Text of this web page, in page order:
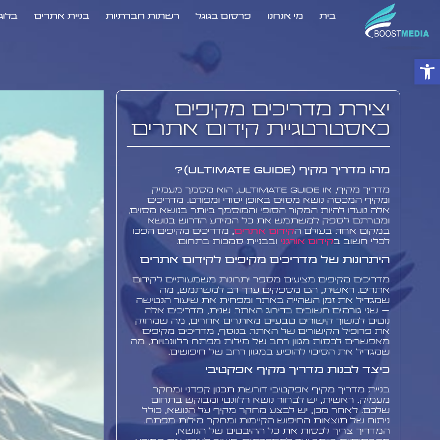
פתח סרגל נגישות
בית מי אנחנו פרסום בגוגל רשתות חברתיות בניית אתרים
יצירת מדריכים מקיפים
כאסטרטגיית קידום אתרים
מהו מדריך מקיף (Ultimate Guide)?
מדריך מקיף, או Ultimate Guide, הוא מסמך מעמיק
ומקיף המכסה נושא מסוים באופן יסודי ומפורט. מדריכים
אלה נועדו להיות המקור הסופי והמוסמך ביותר בנושא מסוים,
ומטרתם לספק למשתמש את כל המידע הדרוש בנושא
במקום אחד. בעולם הקידום אתרים, מדריכים מקיפים הפכו
לכלי חשוב בקידום אורגני ובבניית סמכות בתחום.
היתרונות של מדריכים מקיפים לקידום אתרים
מדריכים מקיפים מציעים מספר יתרונות משמעותיים לקידום
אתרים. ראשית, הם מספקים ערך רב למשתמש, מה
שמגדיל את זמן השהייה באתר ומפחית את שיעור הנטישה
– שני גורמים חשובים בדירוג האתר. שנית, מדריכים אלה
נוטים למשוך קישורים טבעיים מאתרים אחרים, מה שמחזק
את פרופיל הקישורים של האתר. בנוסף, מדריכים מקיפים
מאפשרים לכסות מגוון רחב של מילות מפתח רלוונטיות, מה
שמגדיל את הסיכוי להופיע במגוון רחב של חיפושים.
כיצד לבנות מדריך מקיף אפקטיבי
בניית מדריך מקיף אפקטיבי דורשת תכנון קפדני ומחקר
מעמיק. ראשית, יש לבחור נושא רלוונטי ומבוקש בתחום
שלכם. לאחר מכן, יש לבצע מחקר מקיף על הנושא, כולל
ניתוח של תוצאות החיפוש הקיימות ומחקר מילות מפתח.
המדריך צריך לכסות את כל ההיבטים של הנושא,